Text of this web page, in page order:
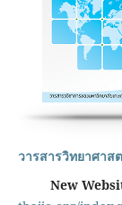
วารสารวิทยาศาส
New